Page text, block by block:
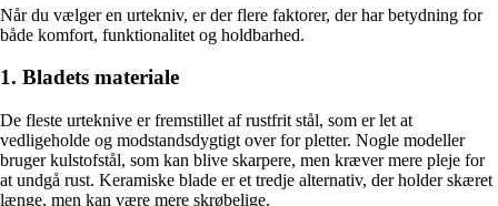
Når du vælger en urtekniv, er der flere faktorer, der har betydning for
både komfort, funktionalitet og holdbarhed.
1. Bladets materiale
De fleste urteknive er fremstillet af rustfrit stål, som er let at
vedligeholde og modstandsdygtigt over for pletter. Nogle modeller
bruger kulstofstål, som kan blive skarpere, men kræver mere pleje for
at undgå rust. Keramiske blade er et tredje alternativ, der holder skæret
længe, men kan være mere skrøbelige.